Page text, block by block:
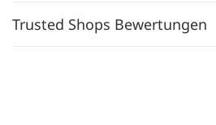
Trusted Shops Bewertungen